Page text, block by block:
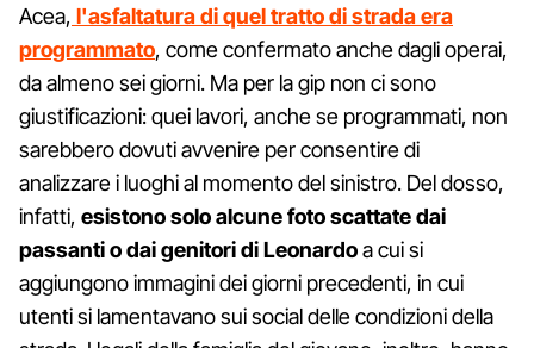
Acea, l'asfaltatura di quel tratto di strada era
programmato, come confermato anche dagli operai,
da almeno sei giorni. Ma per la gip non ci sono
giustificazioni: quei lavori, anche se programmati, non
sarebbero dovuti avvenire per consentire di
analizzare i luoghi al momento del sinistro. Del dosso,
infatti, esistono solo alcune foto scattate dai
passanti o dai genitori di Leonardoa cui si
aggiungono immagini dei giorni precedenti, in cui
utenti si lamentavano sui social delle condizioni della